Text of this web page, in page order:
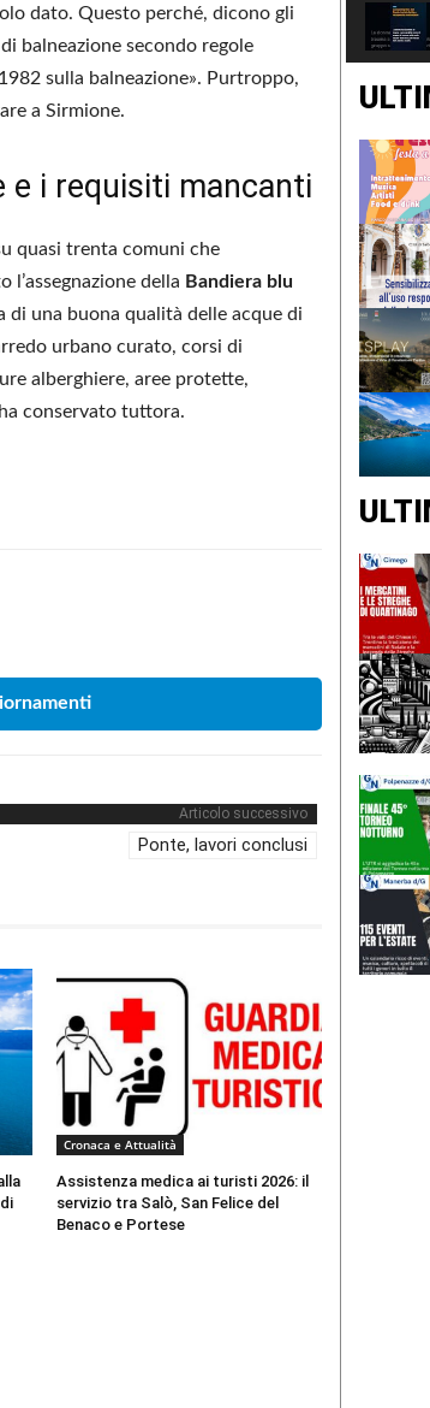
dato. Questo perché, dicono gli
balneazione secondo regole
sulla balneazione». Purtroppo,
a Sirmione.
e i requisiti mancanti
quasi trenta comuni che
l’assegnazione della Bandiera blu
di una buona qualità delle acque di
urbano curato, corsi di
alberghiere, aree protette,
conservato tuttora.
Articolo successivo
Ponte, lavori conclusi
Cronaca e Attualità
Assistenza medica ai turisti 2026: il
servizio tra Salò, San Felice del
Benaco e Portese